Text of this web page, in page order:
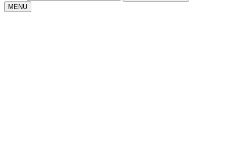
MENU